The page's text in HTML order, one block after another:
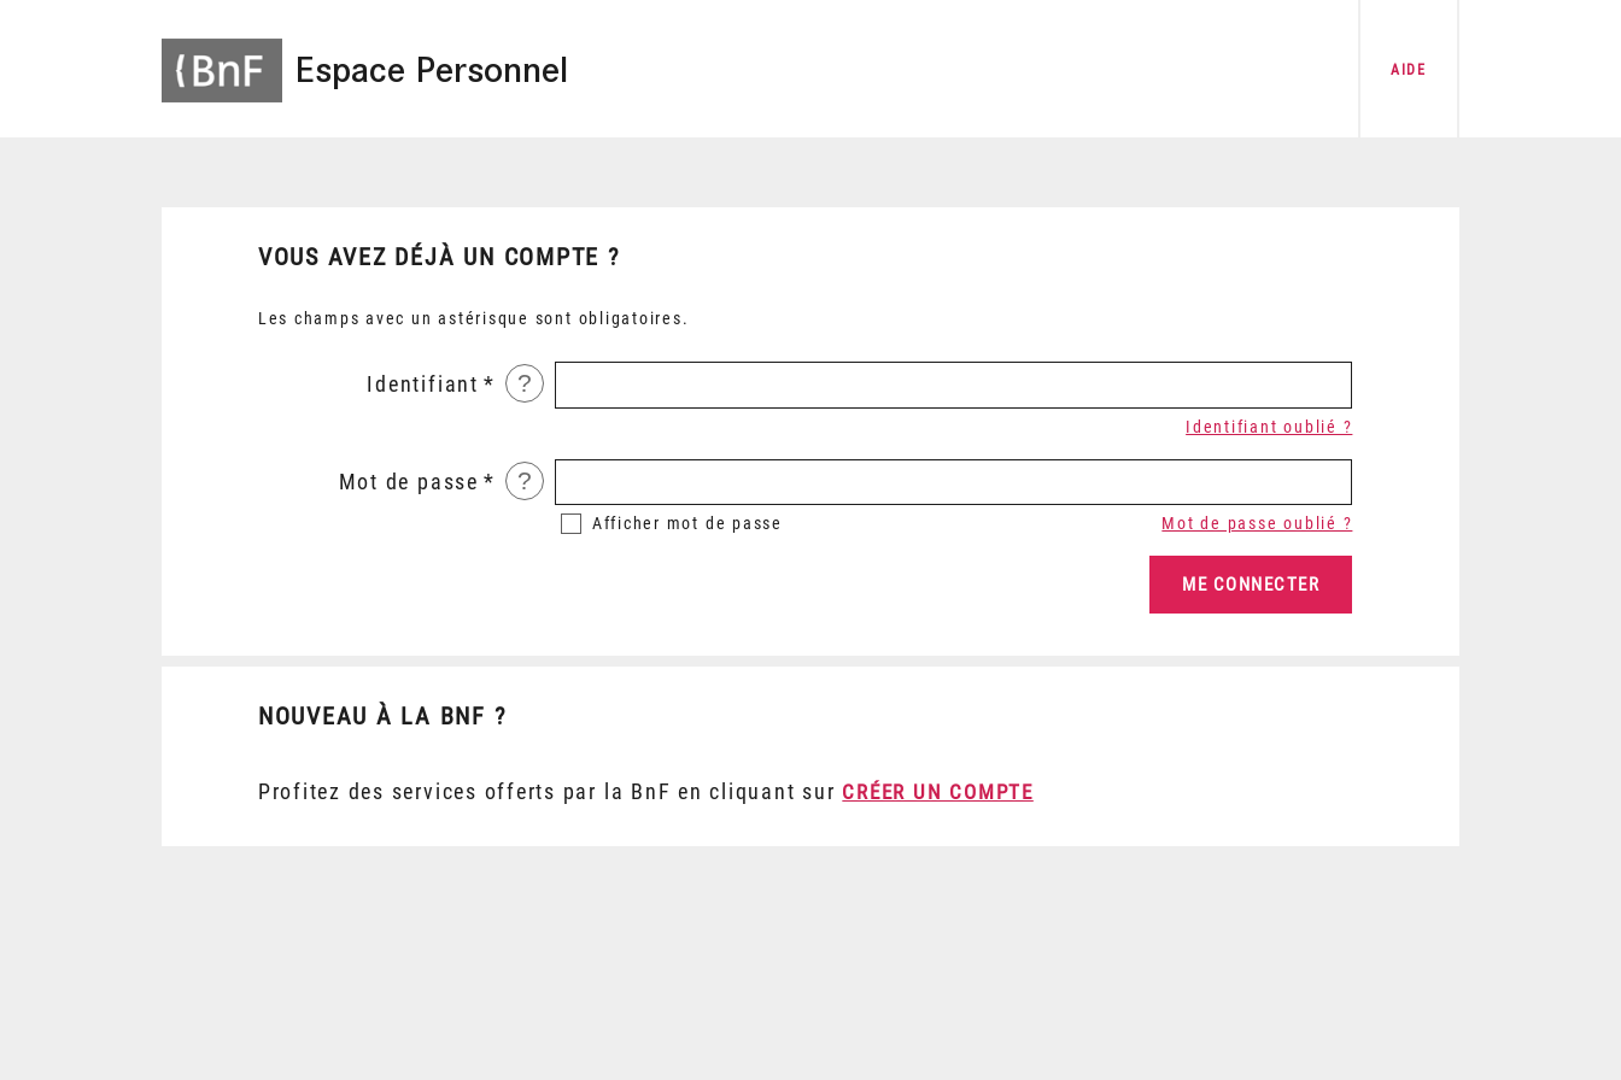
Espace Personnel AIDE
VOUS AVEZ DÉJÀ UN COMPTE ?
Les champs avec un astérisque sont obligatoires.
Identifiant ?
Identifiant oublié ?
Mot de passe ?
Afficher mot de passe Mot de passe oublié ?
NOUVEAU À LA BNF ?
Profitez des services offerts par la BnF en cliquant sur CRÉER UN COMPTE